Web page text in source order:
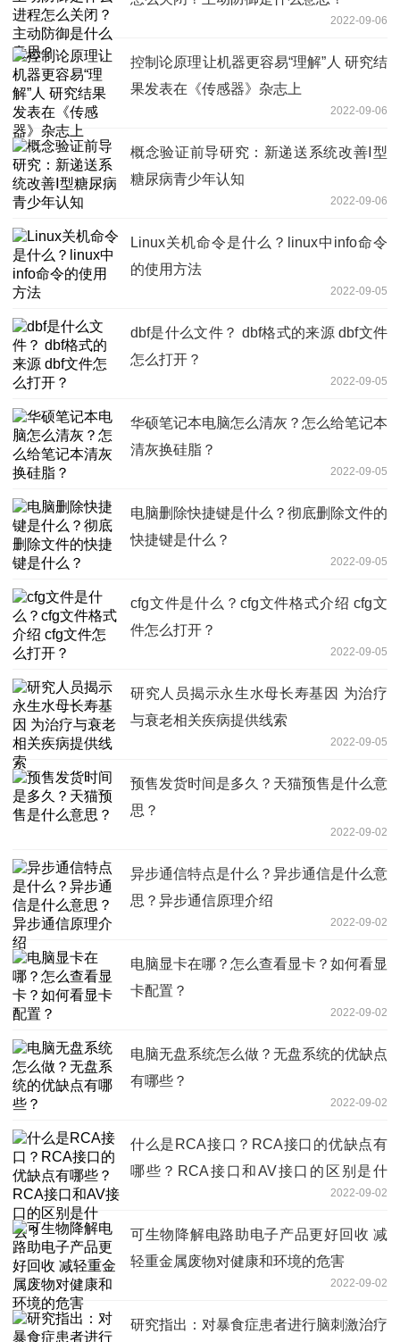
2022-09-06
控制论原理让机器更容易“理解”人 研究结
果发表在《传感器》杂志上
2022-09-06
概念验证前导研究：新递送系统改善Ⅰ型
糖尿病青少年认知
2022-09-06
Linux关机命令是什么？linux中info命令
的使用方法
2022-09-05
dbf是什么文件？ dbf格式的来源 dbf文件
怎么打开？
2022-09-05
华硕笔记本电脑怎么清灰？怎么给笔记本
清灰换硅脂？
2022-09-05
电脑删除快捷键是什么？彻底删除文件的
快捷键是什么？
2022-09-05
cfg文件是什么？cfg文件格式介绍 cfg文
件怎么打开？
2022-09-05
研究人员揭示永生水母长寿基因 为治疗
与衰老相关疾病提供线索
2022-09-05
预售发货时间是多久？天猫预售是什么意
思？
2022-09-02
异步通信特点是什么？异步通信是什么意
思？异步通信原理介绍
2022-09-02
电脑显卡在哪？怎么查看显卡？如何看显
卡配置？
2022-09-02
电脑无盘系统怎么做？无盘系统的优缺点
有哪些？
2022-09-02
什么是RCA接口？RCA接口的优缺点有
哪些？RCA接口和AV接口的区别是什
2022-09-02
可生物降解电路助电子产品更好回收 减
轻重金属废物对健康和环境的危害
2022-09-02
研究指出：对暴食症患者进行脑刺激治疗